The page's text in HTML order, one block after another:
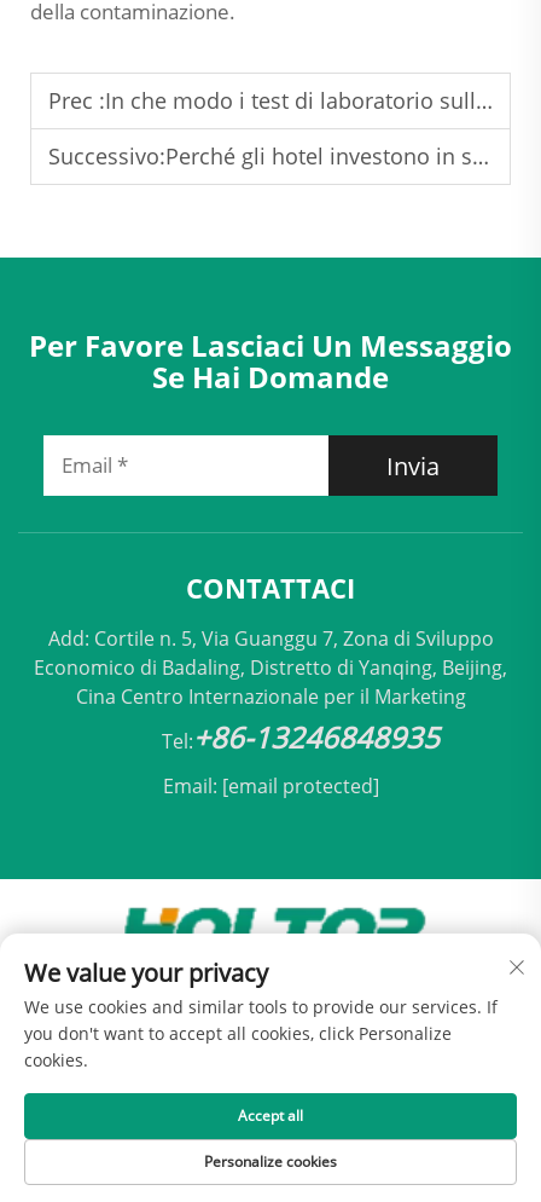
della contaminazione.
Prec :In che modo i test di laboratorio sull'entalpia migliorano la qualità dei prodotti per il recupero di calore?
Successivo:Perché gli hotel investono in sistemi di trattamento aria ad alto rendimento con recupero di calore?
Per Favore Lasciaci Un Messaggio
Se Hai Domande
Invia
CONTATTACI
Add: Cortile n. 5, Via Guanggu 7, Zona di Sviluppo
Economico di Badaling, Distretto di Yanqing, Beijing,
Cina Centro Internazionale per il Marketing
Tel:+86-13246848935
Email: [email protected]
Copyright © 2025 by Beijing Holtop Condizionamento
Srl - Informativa sulla privacy
HOMEPAGE PRODOTTI E-MAIL TEL
We value your privacy
We use cookies and similar tools to provide our services. If
you don't want to accept all cookies, click Personalize
cookies.
Personalize cookies
Accept all